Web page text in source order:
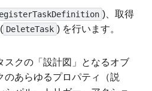
)、取得
DeleteTask ) を行います。
スクの「設計図」となるオブ
のあらゆるプロパティ（説